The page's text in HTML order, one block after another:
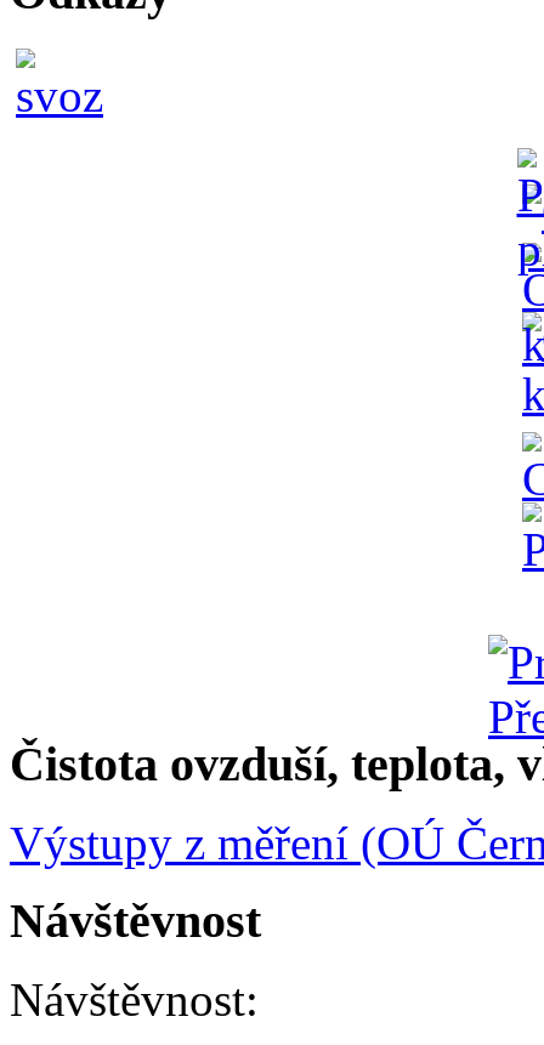
Čistota ovzduší, teplota,
Výstupy z měření (OÚ
Návštěvnost
Návštěvnost: